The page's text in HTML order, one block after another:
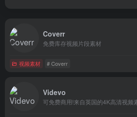
Coverr
免费库存视频片段素材
视频素材 # Coverr
Videvo
可免费商用!来自英国的4K高清视频